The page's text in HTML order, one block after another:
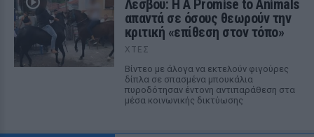
Λέσβου: Η A Promise to Animals
απαντά σε όσους θεωρούν την
κριτική «επίθεση στον τόπο»
ΧΤΕΣ
Βίντεο με άλογα να εκτελούν φιγούρες
δίπλα σε σπασμένα μπουκάλια
πυροδότησαν έντονη αντιπαράθεση στα
μέσα κοινωνικής δικτύωσης